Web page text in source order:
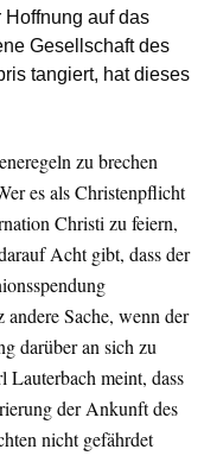
auf das
Gesellschaft des
tangiert, hat dieses
zu brechen
es als Christenpflicht
Christi zu feiern,
Acht gibt, dass der
Sache, wenn der
darüber an sich zu
Lauterbach meint, dass
der Ankunft des
nicht gefährdet